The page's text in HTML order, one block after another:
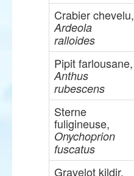
Crabier chevelu,
Ardeola
ralloides
Pipit farlousane,
Anthus
rubescens
Sterne
fuligineuse,
Onychoprion
fuscatus
Gravelot kildir,